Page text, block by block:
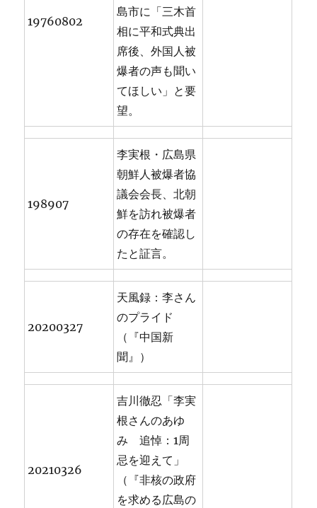
19760802
島市に「三木首
相に平和式典出
席後、外国人被
爆者の声も聞い
てほしい」と要
望。
198907
李実根・広島県
朝鮮人被爆者協
議会会長、北朝
鮮を訪れ被爆者
の存在を確認し
たと証言。
20200327
天風録：李さん
のプライド
（『中国新
聞』）
20210326
吉川徹忍「李実
根さんのあゆ
み 追悼：1周
忌を迎えて」
（『非核の政府
を求める広島の